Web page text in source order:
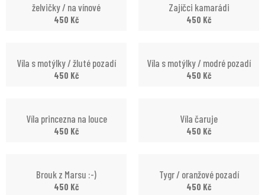
želvičky / na vínové
450 Kč
Zajíčci kamarádi
450 Kč
Víla s motýlky / žluté pozadí
450 Kč
Víla s motýlky / modré pozadí
450 Kč
Víla princezna na louce
450 Kč
Víla čaruje
450 Kč
Brouk z Marsu :-)
450 Kč
Tygr / oranžové pozadí
450 Kč